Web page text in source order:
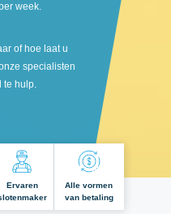
week.
of hoe laat u
specialisten
te hulp.
Ervaren
Alle vormen
van betaling